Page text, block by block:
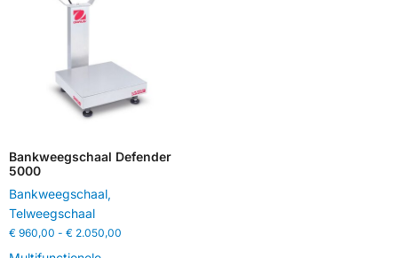
Bankweegschaal Defender
5000
Bankweegschaal,
Telweegschaal
€ 960,00 - € 2.050,00